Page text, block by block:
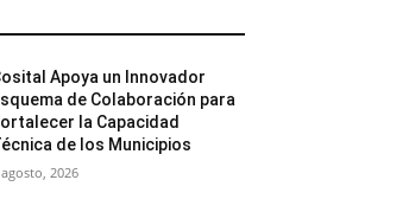
Apoya un Innovador
de Colaboración para
la Capacidad
de los Municipios
2026